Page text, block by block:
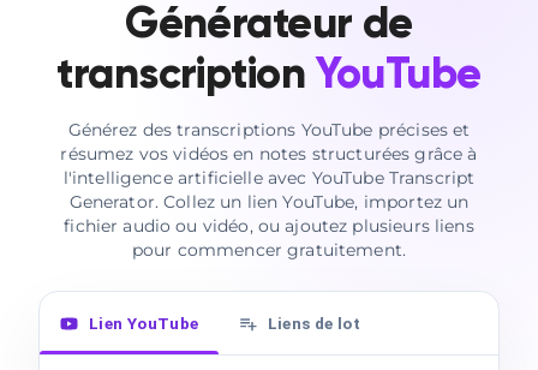
Générateur de
transcriptionYouTube
Générez des transcriptions YouTube précises et
résumez vos vidéos en notes structurées grâce à
l'intelligence artificielle avec YouTube Transcript
Generator. Collez un lien YouTube, importez un
fichier audio ou vidéo, ou ajoutez plusieurs liens
pour commencer gratuitement.
Lien YouTube Liens de lot